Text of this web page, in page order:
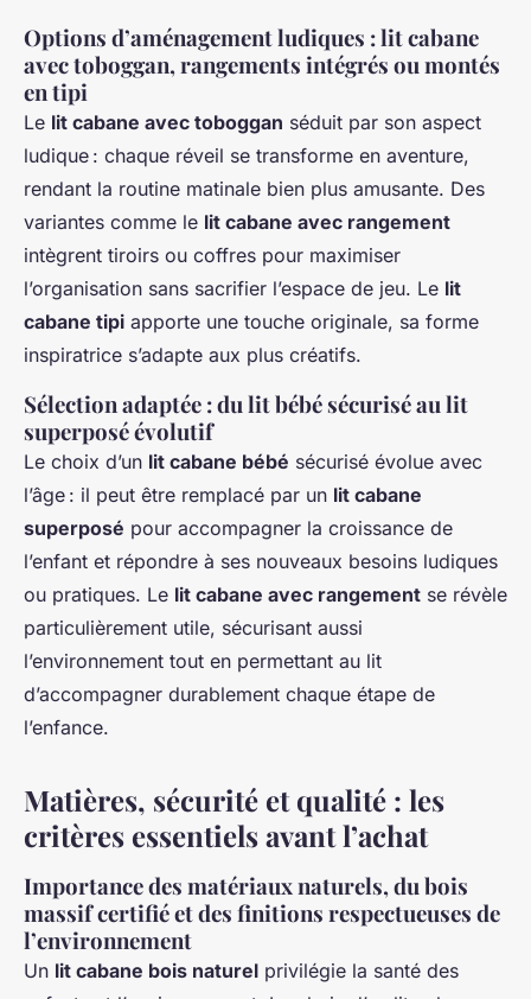
Options d’aménagement ludiques : lit cabane
avec toboggan, rangements intégrés ou montés
en tipi
Le lit cabane avec toboggan séduit par son aspect
ludique : chaque réveil se transforme en aventure,
rendant la routine matinale bien plus amusante. Des
variantes comme le lit cabane avec rangement
intègrent tiroirs ou coffres pour maximiser
l’organisation sans sacrifier l’espace de jeu. Le lit
cabane tipi apporte une touche originale, sa forme
inspiratrice s’adapte aux plus créatifs.
Sélection adaptée : du lit bébé sécurisé au lit
superposé évolutif
Le choix d’un lit cabane bébé sécurisé évolue avec
l’âge : il peut être remplacé par un lit cabane
superposé pour accompagner la croissance de
l’enfant et répondre à ses nouveaux besoins ludiques
ou pratiques. Le lit cabane avec rangement se révèle
particulièrement utile, sécurisant aussi
l’environnement tout en permettant au lit
d’accompagner durablement chaque étape de
l’enfance.
Matières, sécurité et qualité : les
critères essentiels avant l’achat
Importance des matériaux naturels, du bois
massif certifié et des finitions respectueuses de
l’environnement
Un lit cabane bois naturel privilégie la santé des